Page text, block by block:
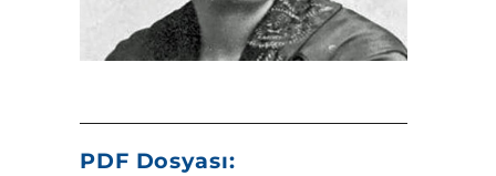
PDF Dosyası: